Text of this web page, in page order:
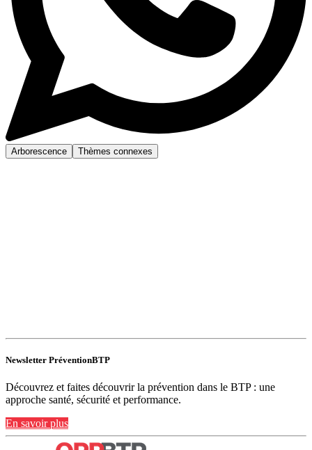
Arborescence Thèmes connexes
Newsletter PréventionBTP
Découvrez et faites découvrir la prévention dans le BTP : une
approche santé, sécurité et performance.
En savoir plus